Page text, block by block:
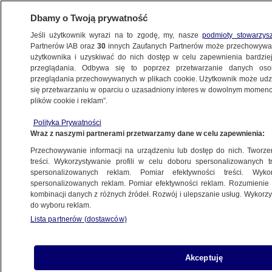
POLSKA
prezydenckich? Hołownia o terminie,
którego "trudno nie zauważyć"
19.08.2024, 15:55
Udostępnij
Dbamy o Twoją prywatność
Jeśli użytkownik wyrazi na to zgodę, my, naszepodmioty
Partnerów IAB oraz30 innych Zaufanych Partnerów może
użytkownika i uzyskiwać do nich dostęp w celu zapewnienia
przeglądania. Odbywa się to poprzez przetwarzanie danych
przeglądania przechowywanych w plikach cookie. Użytkownik może
się przetwarzaniu w oparciu o uzasadniony interes w dowolnym
plików cookie i reklam”.
Polityka Prywatności
Wraz z naszymi partnerami przetwarzamy dane w celu zapewnienia:
Przechowywanie informacji na urządzeniu lub dostęp do nich.
treści. Wykorzystywanie profili w celu doboru spersonalizowanych
spersonalizowanych reklam. Pomiar efektywności treści.
spersonalizowanych reklam. Pomiar efektywności reklam.
kombinacji danych z różnych źródeł. Rozwój i ulepszanie usług.
do wyboru reklam.
Lista partnerów (dostawców)
Akceptuję